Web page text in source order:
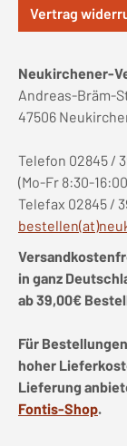
Vertrag
Neukirchener-
Andreas-Bräm-
47506
Telefon 02845 /
(Mo-Fr 8:30-
Telefax 02845 /
in ganz
ab 39,00€
Für
hoher
Lieferung
Fontis-Shop.